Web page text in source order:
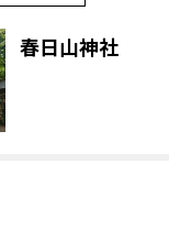
春日山神社